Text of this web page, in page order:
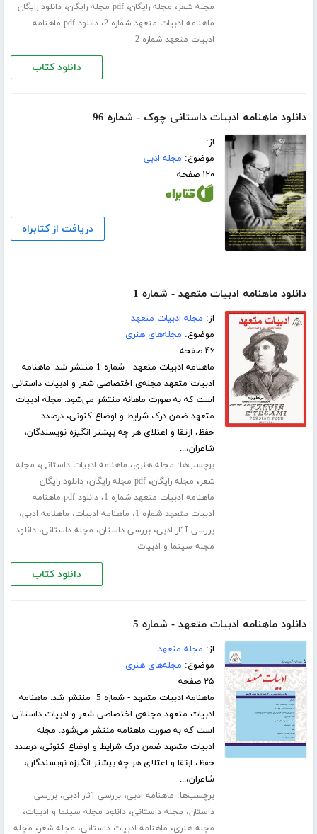
مجله شعر، مجله رایگان،pdf مجله رایگان ،دانلود رایگان
ماهنامه ادبیات متعهد شماره 2 ،
دانلود pdf ماهنامه
ادبیات متعهد شماره 2
دانلود کتاب
دانلود ماهنامه ادبیات داستانی چوک - شماره 96
از: ...
موضوع: مجله ادبی
۱۲۰ صفحه
دریافت از کتابراه
دانلود ماهنامه ادبیات متعهد - شماره 1
از: مجله ادبیات متعهد
موضوع: مجله‌های هنری
۴۶ صفحه
ماهنامه ادبیات متعهد - شماره 1 منتشر شد. ماهنامه
ادبیات متعهد مجله‌ی اختصاصی شعر و ادبیات داستانی
است که به صورت ماهانه منتشر می‌شود. مجله ادبیات
متعهد ضمن درک شرایط و اوضاع کنونی، درصدد
حفظ، ارتقا و اعتلای هر چه بیشتر انگیزه نویسندگان،
شاعران،...
برچسب‌ها: مجله هنری، ماهنامه ادبیات داستانی، مجله
شعر، مجله رایگان،pdf مجله رایگان ،دانلود رایگان
ماهنامه ادبیات متعهد شماره 1
،
دانلود pdf ماهنامه
ادبیات متعهد شماره 1
، ماهنامه ادبیات، ماهنامه ادبی،
بررسی آثار ادبی،بررسی داستان، مجله داستانی،دانلود
مجله سینما و ادبیات
دانلود کتاب
دانلود ماهنامه ادبیات متعهد - شماره 5
از: مجله متعهد
موضوع: مجله‌های هنری
۲۵ صفحه
ماهنامه ادبیات متعهد - شماره 5 منتشر شد. ماهنامه
ادبیات متعهد مجله‌ی اختصاصی شعر و ادبیات داستانی
است که به صورت ماهنامه منتشر می‌شود. مجله
ادبیات متعهد ضمن درک شرایط و اوضاع کنونی، درصدد
حفظ، ارتقا و اعتلای هر چه بیشتر انگیزه نویسندگان،
شاعران،...
برچسب‌ها: ماهنامه ادبی،بررسی آثار ادبی،بررسی
داستان، مجله داستانی،دانلود مجله سینما و ادبیات،
مجله هنری، ماهنامه ادبیات داستانی، مجله شعر، مجله